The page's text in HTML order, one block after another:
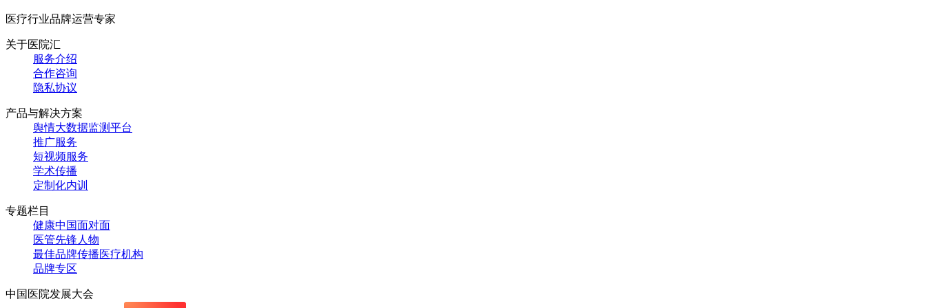
医疗行业品牌运营专家
关于医院汇
服务介绍
合作咨询
隐私协议
产品与解决方案
舆情大数据监测平台
推广服务
短视频服务
学术传播
定制化内训
专题栏目
健康中国面对面
医管先锋人物
最佳品牌传播医疗机构
品牌专区
中国医院发展大会